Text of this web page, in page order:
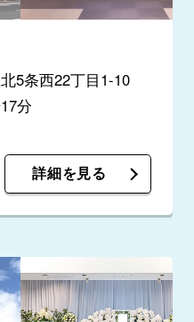
5条西22丁目1-10
分
詳細を見る